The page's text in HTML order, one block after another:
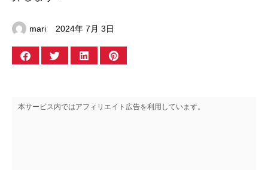
mari 2024年 7月 3日
本サービス内ではアフィリエイト広告を利用しています。